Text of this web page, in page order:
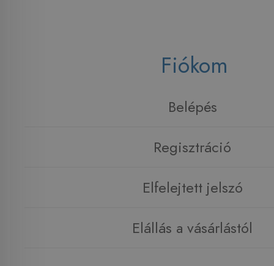
Fiókom
Belépés
Regisztráció
Elfelejtett jelszó
Elállás a vásárlástól